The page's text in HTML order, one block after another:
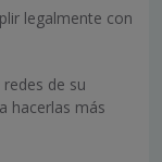
legalmente con
de su
hacerlas más